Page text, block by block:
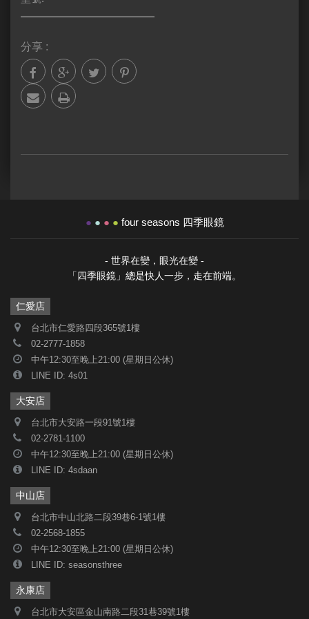
分享 :
● ● ● ● four seasons 四季眼鏡
- 世界在變，眼光在變 -
「四季眼鏡」總是快人一步，走在前端。
仁愛店
台北市仁愛路四段365號1樓
02-2777-1858
中午12:30至晚上21:00 (星期日公休)
LINE ID: 4s01
大安店
台北市大安路一段91號1樓
02-2781-1100
中午12:30至晚上21:00 (星期日公休)
LINE ID: 4sdaan
中山店
台北市中山北路二段39巷6-1號1樓
02-2568-1855
中午12:30至晚上21:00 (星期日公休)
LINE ID: seasonsthree
永康店
台北市大安區金山南路二段31巷39號1樓